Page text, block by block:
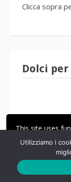
This site uses
improve your
LE MIE
Clicca sopra
Dolci
Utilizziamo i